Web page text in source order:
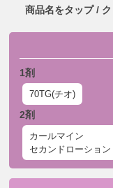
商品名をタップ /
1剤
70TG(チオ)
2剤
カールマイン
セカンドローション